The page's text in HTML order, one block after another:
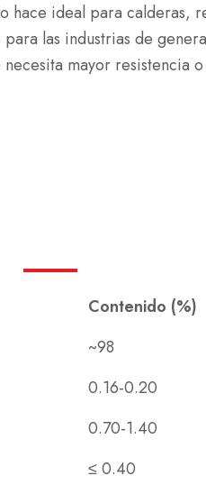
ideal para calderas,
las industrias de
mayor resistencia
Contenido (%)
~98
0.16-0.20
0.70-1.40
≤ 0.40